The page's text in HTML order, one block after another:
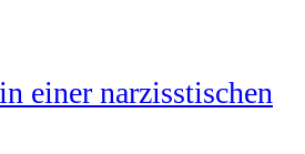
einer narzisstischen